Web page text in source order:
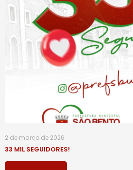
2 de março de 2026
33 MIL SEGUIDORES!